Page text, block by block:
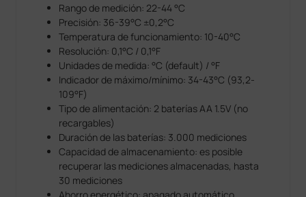
Rango de medición: 22-44 °C
Precisión: 36-39°C ±0,2°C
Temperatura de funcionamiento: 10-40°C
Resolución: 0,1°C / 0,1°F
Unidades de medida: °C (default) / °F
Indicador de máximo/mínimo: 34-43°C (93,2-
109°F)
Tipo de alimentación: 2 baterías AA 1.5V (no
recargables)
Duración de las baterías: 3.000 mediciones
Capacidad de almacenamiento: es posible
recuperar las mediciones almacenadas, hasta
30 mediciones
Ahorro energético: apagado automático